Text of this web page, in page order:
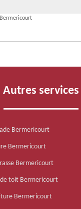
Autres services
Bermericourt
Bermericourt
Bermericourt
de toit Bermericourt
Bermericourt